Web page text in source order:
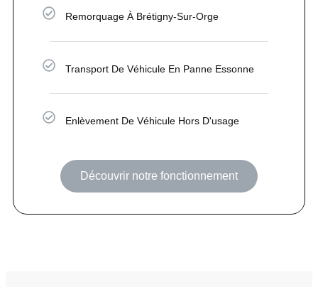
Remorquage À Brétigny-Sur-Orge
Transport De Véhicule En Panne Essonne
Enlèvement De Véhicule Hors D'usage
Découvrir notre fonctionnement